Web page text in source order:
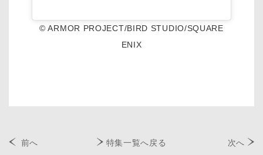
© ARMOR PROJECT/BIRD STUDIO/SQUARE
ENIX
前へ 特集一覧へ戻る 次へ